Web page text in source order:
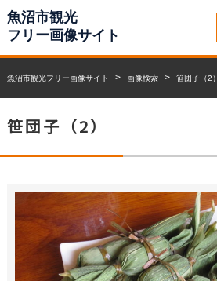
魚沼市観光
フリー画像サイト
魚沼市観光フリー画像サイト 画像検索 笹団子（2）
笹団子（2）